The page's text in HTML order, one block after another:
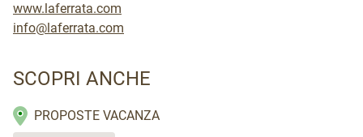
www.laferrata.com
info@laferrata.com
SCOPRI ANCHE
PROPOSTE VACANZA